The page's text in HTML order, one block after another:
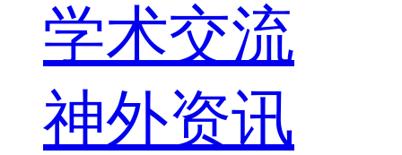
学术交流
神外资讯